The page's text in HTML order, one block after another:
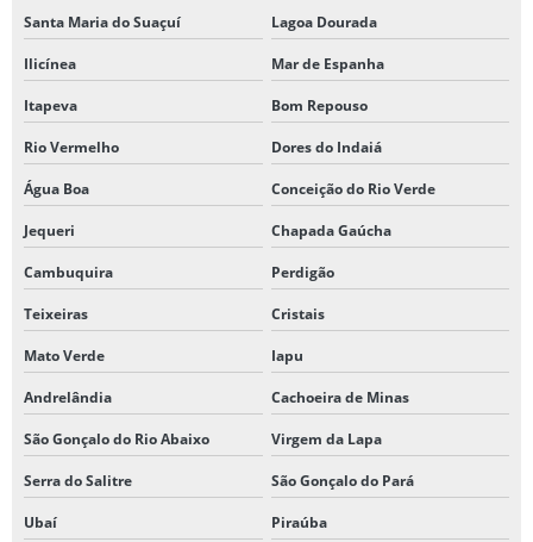
Santa Maria do Suaçuí Lagoa Dourada
Ilicínea Mar de Espanha
Itapeva Bom Repouso
Rio Vermelho Dores do Indaiá
Água Boa Conceição do Rio Verde
Jequeri Chapada Gaúcha
Cambuquira Perdigão
Teixeiras Cristais
Mato Verde Iapu
Andrelândia Cachoeira de Minas
São Gonçalo do Rio Abaixo Virgem da Lapa
Serra do Salitre São Gonçalo do Pará
Ubaí Piraúba